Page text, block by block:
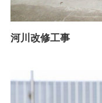
河川改修工事